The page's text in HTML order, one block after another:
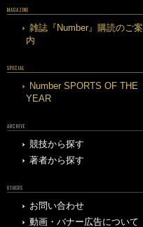
MAGAZINE
雑誌『Number』購読のご案
内
SPECIAL
Number SPORTS OF THE
YEAR
ARCHIVE
競技から探す
著者から探す
OTHERS
お問い合わせ
動画・バナー広告について